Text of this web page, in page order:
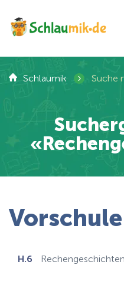
Schlaumik › Suche
Vorschule
H.6